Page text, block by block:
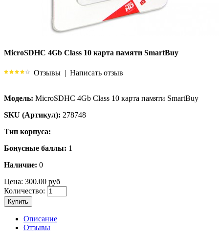
MicroSDHC 4Gb Class 10 карта памяти SmartBuy
Отзывы | Написать отзыв
Модель: MicroSDHC 4Gb Class 10 карта памяти SmartBuy
SKU (Артикул): 278748
Тип корпуса:
Бонусные баллы: 1
Наличие: 0
Цена: 300.00 руб
Количество:
Купить
Описание
Отзывы